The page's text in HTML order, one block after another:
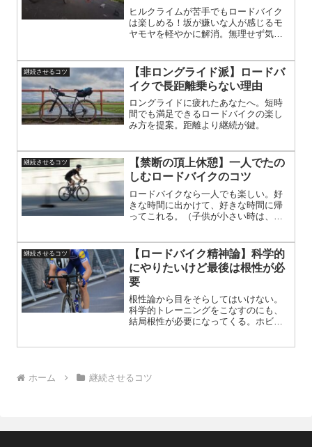
万端に！
ヒルクライムが苦手でもロードバイク
は楽しめる！坂が嫌いな人が感じるモ
ヤモヤを軽やかに解消。無理せず気持
力や根性だけじゃない、楽しみ方は人
それぞれ。苦手意識を変えるヒントが
きっと見つかる、初心者にも安心な内
容です。ヒルクライムに縛られないロ
ードバイクの新しい魅力を見つけまし
ょう。
継続させるコツ
【非ロングライド派】ロードバ
イクで長距離乗らない理由
ロングライドに疲れたあなたへ。短時
間でも満足できるロードバイクの楽し
み方を提案。距離より継続が鍵。
継続させるコツ
【禁断の頂上休憩】一人でたの
しむロードバイクのコツ
ロードバイクなら一人でも楽しい。好
きな時間に出かけて、好きな時間に帰
ってこれる。（子供が小さい時は、門
い一人ライドも、ロードバイクの醍醐
味。楽しみ方の一つが頂上休憩
継続させるコツ
【ロードバイク精神論】科学的
にやりたいけど最後は根性が必
要
根性論から目をそらしてはいけない。
科学的トレーニングをこなすのにも、
結局根性が必要になってくる。ホビー
ートレートモニターもいらない。
ホーム 継続させるコツ